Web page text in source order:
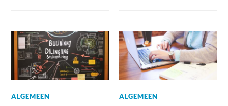
ALGEMEEN ALGEMEEN